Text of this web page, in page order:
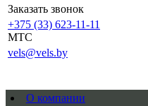
Заказать звонок
+375 (33) 623-11-11
MTC
vels@vels.by
О компании